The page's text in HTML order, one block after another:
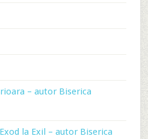
– autor Biserica
la Exil – autor Biserica